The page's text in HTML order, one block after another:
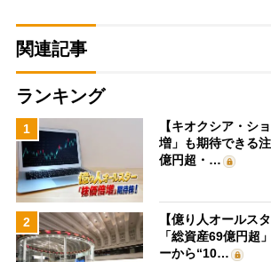
関連記事
ランキング
1
【キオクシア・シ
増」も期待できる
億円超・…
2
【億り人オールス
「総資産69億円超
ーから“10…